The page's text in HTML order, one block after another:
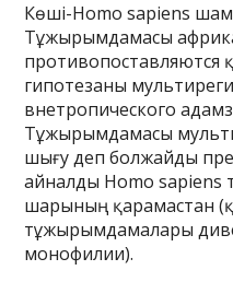
Көші-Homo sapiens
Тұжырымдамасы
противопоставляются
гипотезаны
внетропического
Тұжырымдамасы
шығу деп болжайды
айналды Homo sapiens
шарының қарамастан
тұжырымдамалары
монофилии).